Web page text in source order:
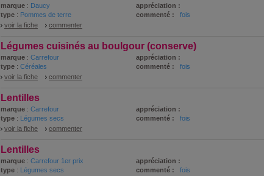
marque : Daucy
appréciation :
type : Pommes de terre commenté :
fois
voir la fiche
commenter
Légumes cuisinés au boulgour (conserve)
marque : Carrefour
appréciation :
type : Céréales commenté :
fois
voir la fiche
commenter
Lentilles
marque : Carrefour
appréciation :
type : Légumes secs commenté :
fois
voir la fiche
commenter
Lentilles
marque : Carrefour 1er prix
appréciation :
type : Légumes secs commenté :
fois